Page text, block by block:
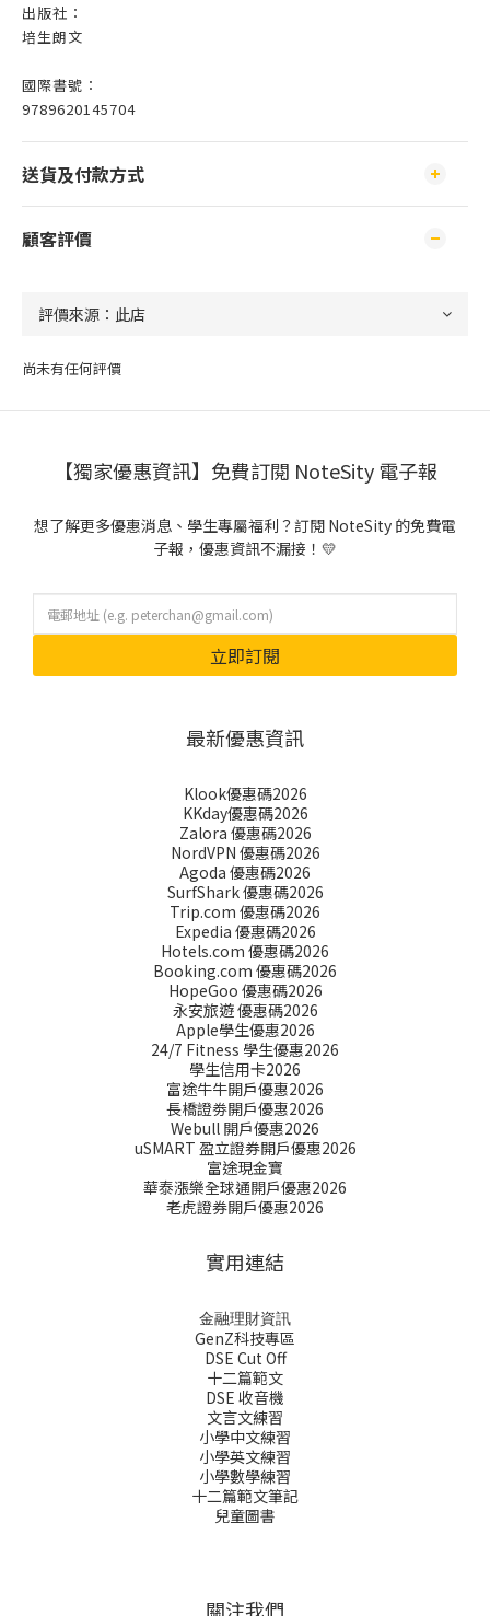
出版社：
培生朗文
國際書號：
9789620145704
送貨及付款方式
顧客評價
尚未有任何評價
【獨家優惠資訊】免費訂閱 NoteSity 電子報
想了解更多優惠消息、學生專屬福利？訂閱 NoteSity 的免費電
子報，優惠資訊不漏接！💛
立即訂閱
最新優惠資訊
Klook優惠碼2026
KKday優惠碼2026
Zalora 優惠碼2026
NordVPN 優惠碼2026
Agoda 優惠碼2026
SurfShark 優惠碼2026
Trip.com 優惠碼2026
Expedia 優惠碼2026
Hotels.com 優惠碼2026
Booking.com 優惠碼2026
HopeGoo 優惠碼2026
永安旅遊 優惠碼2026
Apple學生優惠2026
24/7 Fitness 學生優惠2026
學生信用卡2026
富途牛牛開戶優惠2026
長橋證劵開戶優惠2026
Webull 開戶優惠2026
uSMART 盈立證券開戶優惠2026
富途現金寶
華泰漲樂全球通開戶優惠2026
老虎證券開戶優惠2026
實用連結
金融理財資訊
GenZ科技專區
DSE Cut Off
十二篇範文
DSE 收音機
文言文練習
小學中文練習
小學英文練習
小學數學練習
十二篇範文筆記
兒童圖書
關注我們